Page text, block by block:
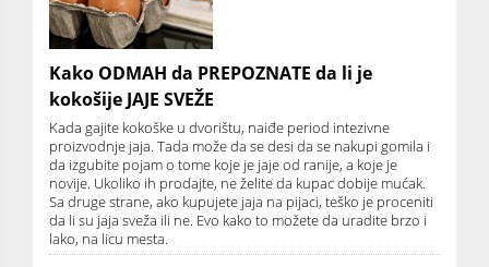
Kako ODMAH da PREPOZNATE da li je
kokošije JAJE SVEŽE
Kada gajite kokoške u dvorištu, naiđe period intezivne
proizvodnje jaja. Tada može da se desi da se nakupi gomila i
da izgubite pojam o tome koje je jaje od ranije, a koje je
novije. Ukoliko ih prodajte, ne želite da kupac dobije mućak.
Sa druge strane, ako kupujete jaja na pijaci, teško je proceniti
da li su jaja sveža ili ne. Evo kako to možete da uradite brzo i
lako, na licu mesta.